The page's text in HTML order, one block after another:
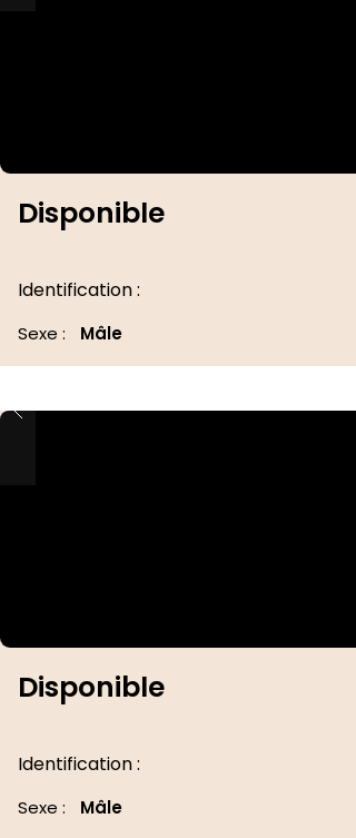
Disponible
Identification :
Sexe : Mâle
Disponible
Identification :
Sexe : Mâle